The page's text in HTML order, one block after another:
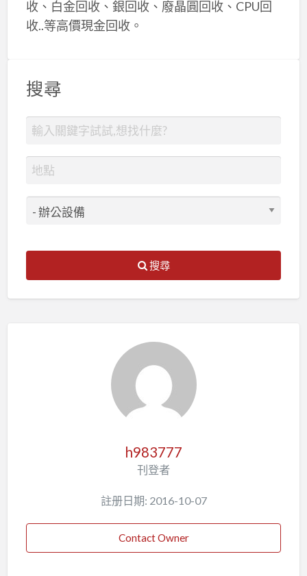
收、白金回收、銀回收、廢晶圓回收、CPU回
收..等高價現金回收。
搜尋
搜尋
h983777
刊登者
註册日期: 2016-10-07
Contact Owner